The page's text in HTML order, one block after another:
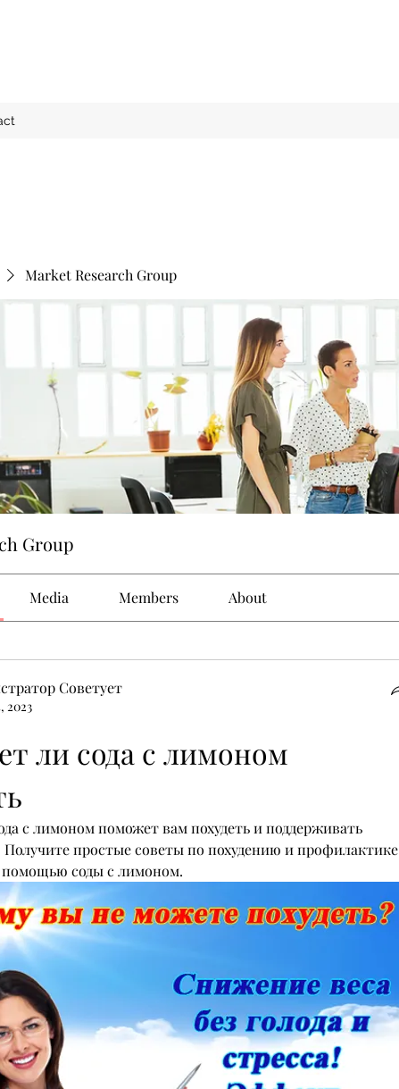
Market Research Group
Group
Media Members About
Советует
2023
ли сода с лимоном
с лимоном поможет вам похудеть и поддерживать
Получите простые советы по похудению и профилактике
помощью соды с лимоном.